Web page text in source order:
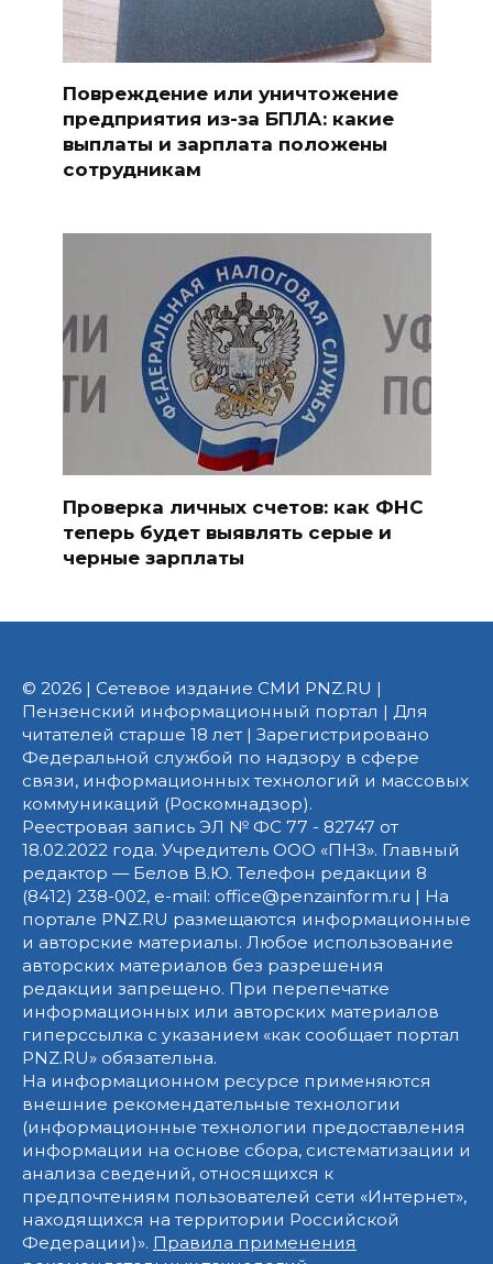
Повреждение или уничтожение
предприятия из-за БПЛА: какие
выплаты и зарплата положены
сотрудникам
Проверка личных счетов: как ФНС
теперь будет выявлять серые и
черные зарплаты
© 2026 | Сетевое издание СМИ PNZ.RU |
Пензенский информационный портал | Для
читателей старше 18 лет | Зарегистрировано
Федеральной службой по надзору в сфере
связи, информационных технологий и массовых
коммуникаций (Роскомнадзор).
Реестровая запись ЭЛ № ФС 77 - 82747 от
18.02.2022 года. Учредитель ООО «ПНЗ». Главный
редактор — Белов В.Ю. Телефон редакции 8
(8412) 238-002, e-mail: office@penzainform.ru | На
портале PNZ.RU размещаются информационные
и авторские материалы. Любое использование
авторских материалов без разрешения
редакции запрещено. При перепечатке
информационных или авторских материалов
гиперссылка с указанием «как сообщает портал
PNZ.RU» обязательна.
На информационном ресурсе применяются
внешние рекомендательные технологии
(информационные технологии предоставления
информации на основе сбора, систематизации и
анализа сведений, относящихся к
предпочтениям пользователей сети «Интернет»,
находящихся на территории Российской
Федерации)». Правила применения